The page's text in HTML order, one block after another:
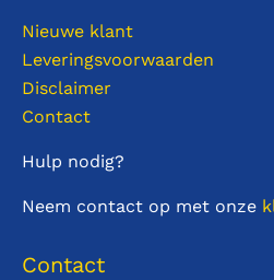
Nieuwe klant
Leveringsvoorwaarden
Disclaimer
Contact
Hulp nodig?
Neem contact op met onze
Contact